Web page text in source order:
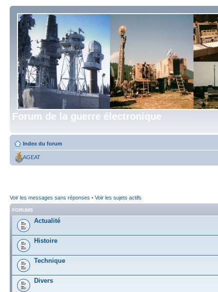
Forum de la guerre électronique
Index du forum
AGEAT
Voir les messages sans réponses • Voir les sujets actifs
FORUMS
Actualité
Histoire
Technique
Divers